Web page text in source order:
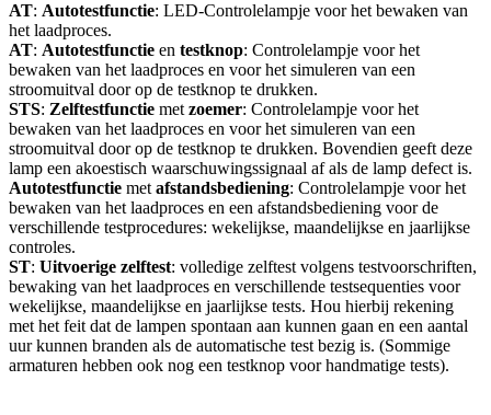
AT: Autotestfunctie: LED-Controlelampje voor het bewaken van
het laadproces.
AT: Autotestfunctie en testknop: Controlelampje voor het
bewaken van het laadproces en voor het simuleren van een
stroomuitval door op de testknop te drukken.
STS: Zelftestfunctie met zoemer: Controlelampje voor het
bewaken van het laadproces en voor het simuleren van een
stroomuitval door op de testknop te drukken. Bovendien geeft deze
lamp een akoestisch waarschuwingssignaal af als de lamp defect is.
Autotestfunctie met afstandsbediening: Controlelampje voor het
bewaken van het laadproces en een afstandsbediening voor de
verschillende testprocedures: wekelijkse, maandelijkse en jaarlijkse
controles.
ST: Uitvoerige zelftest: volledige zelftest volgens testvoorschriften,
bewaking van het laadproces en verschillende testsequenties voor
wekelijkse, maandelijkse en jaarlijkse tests. Hou hierbij rekening
met het feit dat de lampen spontaan aan kunnen gaan en een aantal
uur kunnen branden als de automatische test bezig is. (Sommige
armaturen hebben ook nog een testknop voor handmatige tests).